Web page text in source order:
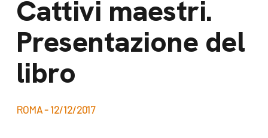
Cattivi maestri.
Presentazione del
libro
ROMA - 12/12/2017
Lavora con noi
Bilancio di
missione
News e
appuntamenti
dal Sud
Campagne